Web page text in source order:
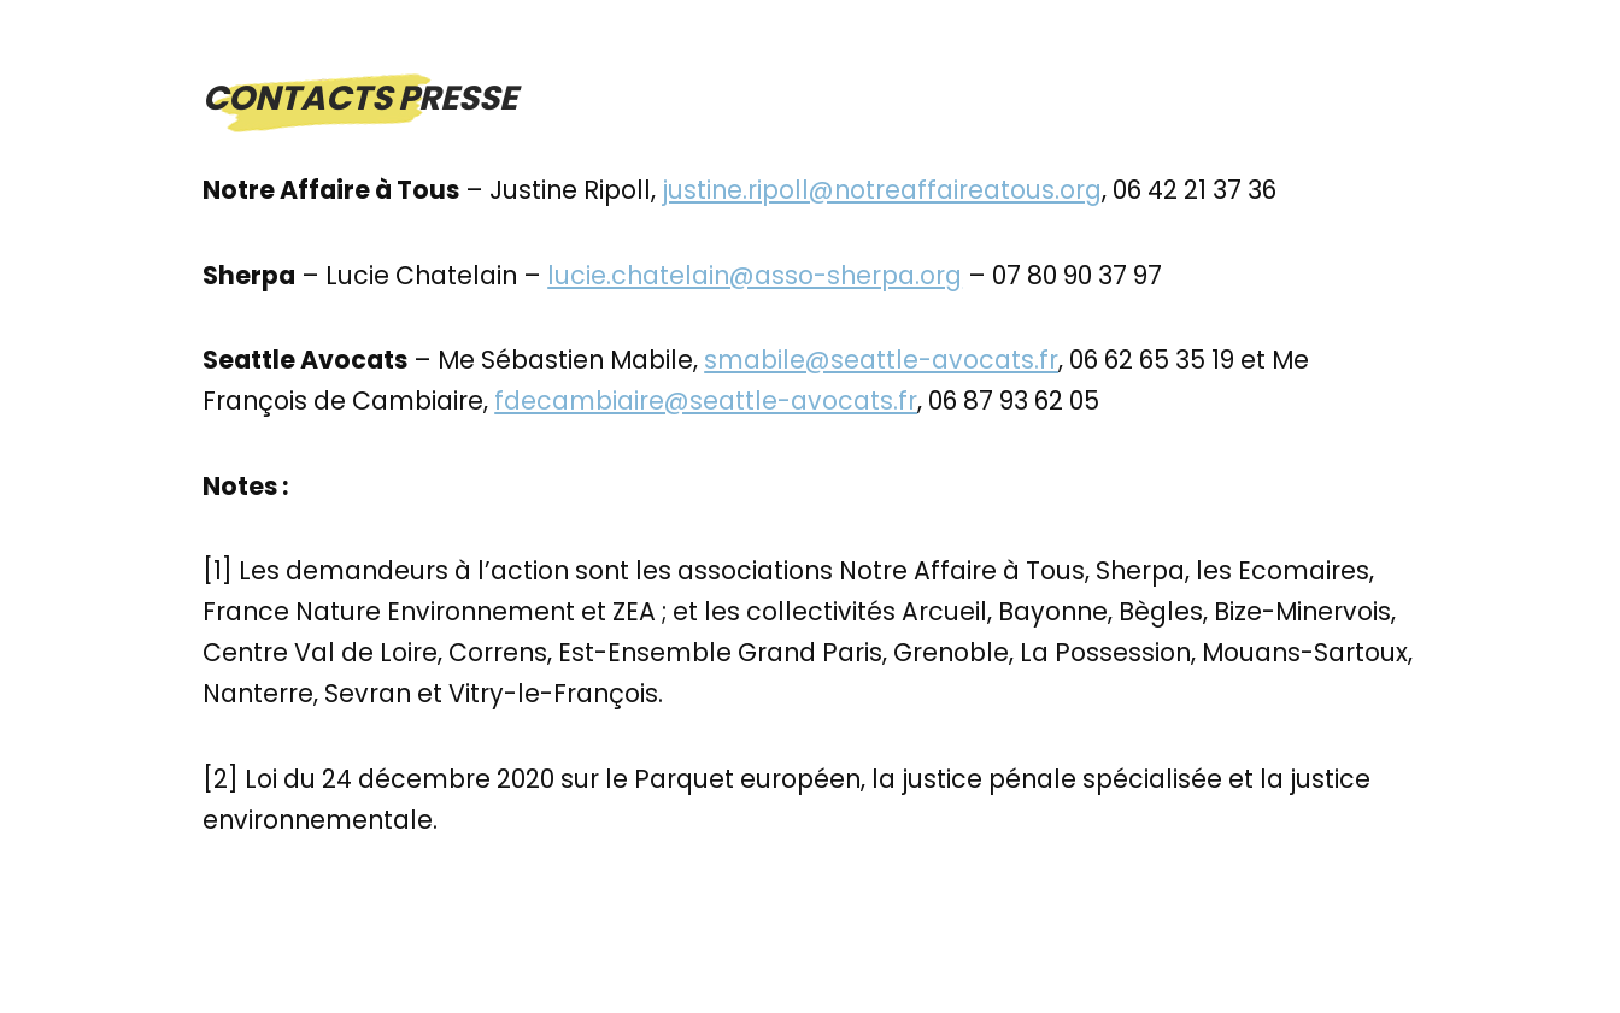
CONTACTS PRESSE
Notre Affaire à Tous – Justine Ripoll, justine.ripoll@notreaffaireatous.org, 06 42 21 37 36
Sherpa – Lucie Chatelain – lucie.chatelain@asso-sherpa.org – 07 80 90 37 97
Seattle Avocats – Me Sébastien Mabile, smabile@seattle-avocats.fr, 06 62 65 35 19 et Me
François de Cambiaire, fdecambiaire@seattle-avocats.fr, 06 87 93 62 05
Notes:
[1] Les demandeurs à l’action sont les associations Notre Affaire à Tous, Sherpa, les Ecomaires,
France Nature Environnement et ZEA ; et les collectivités Arcueil, Bayonne, Bègles, Bize-Minervois,
Centre Val de Loire, Correns, Est-Ensemble Grand Paris, Grenoble, La Possession, Mouans-Sartoux,
Nanterre, Sevran et Vitry-le-François.
[2] Loi du 24 décembre 2020 sur le Parquet européen, la justice pénale spécialisée et la justice
environnementale.